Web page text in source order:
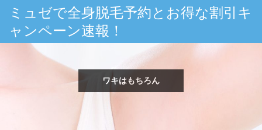
ミュゼで全身脱毛予約とお得な割引キ
ャンペーン速報！
ワキはもちろん